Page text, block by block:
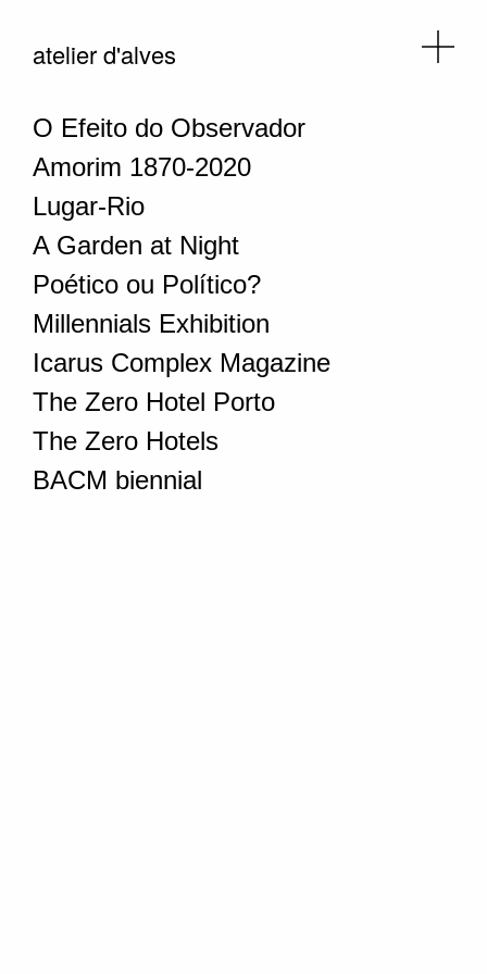
atelier d'alves
O Efeito do Observador
Amorim 1870-2020
Lugar-Rio
A Garden at Night
Poético ou Político?
Millennials Exhibition
Icarus Complex Magazine
The Zero Hotel Porto
The Zero Hotels
BACM biennial